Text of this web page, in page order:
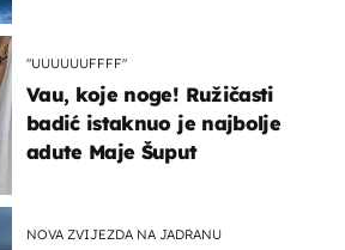
"UUUUUUFFFF"
Vau, koje noge! Ružičasti
badić istaknuo je najbolje
adute Maje Šuput
NOVA ZVIJEZDA NA JADRANU